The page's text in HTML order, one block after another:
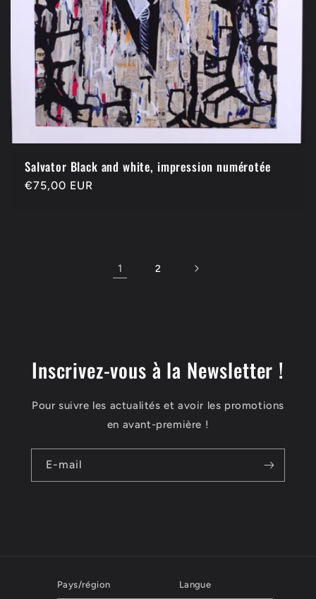
Salvator Black and white, impression numérotée
Prix
€75,00 EUR
1 2
Inscrivez-vous à la Newsletter !
Pour suivre les actualités et avoir les promotions
en avant-première !
E-mail
Pays/région Langue